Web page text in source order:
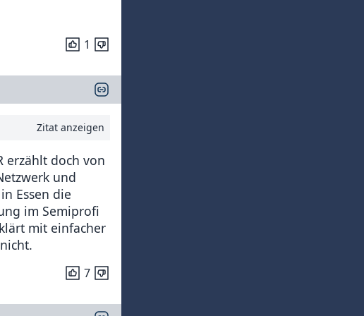
1
Zitat anzeigen
erzählt doch von
und
Essen die
im Semiprofi
mit einfacher
7